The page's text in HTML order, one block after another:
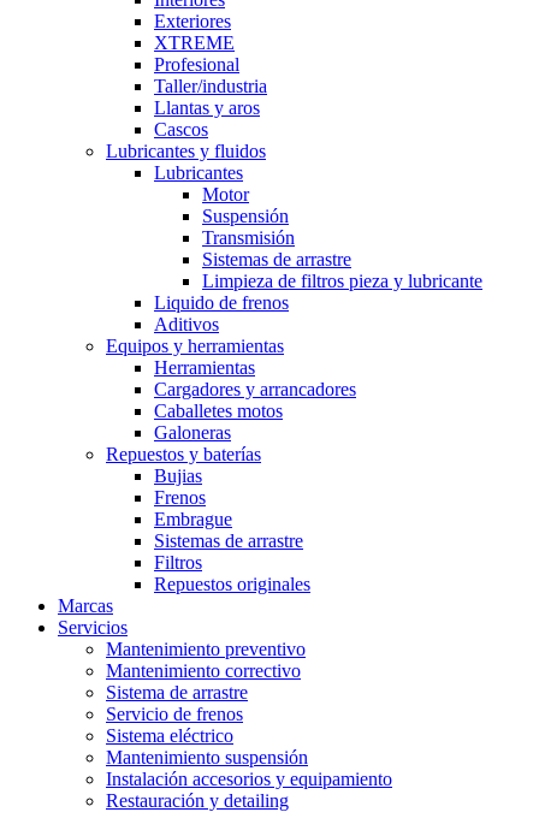
Exteriores
XTREME
Profesional
Taller/industria
Llantas y aros
Cascos
Lubricantes y fluidos
Lubricantes
Motor
Suspensión
Transmisión
Sistemas de arrastre
Limpieza de filtros pieza y lubricante
Liquido de frenos
Aditivos
Equipos y herramientas
Herramientas
Cargadores y arrancadores
Caballetes motos
Galoneras
Repuestos y baterías
Bujias
Frenos
Embrague
Sistemas de arrastre
Filtros
Repuestos originales
Marcas
Servicios
Mantenimiento preventivo
Mantenimiento correctivo
Sistema de arrastre
Servicio de frenos
Sistema eléctrico
Mantenimiento suspensión
Instalación accesorios y equipamiento
Restauración y detailing